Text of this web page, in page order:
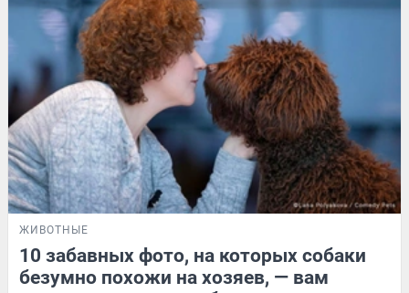
ЖИВОТНЫЕ
10 забавных фото, на которых собаки
безумно похожи на хозяев, — вам